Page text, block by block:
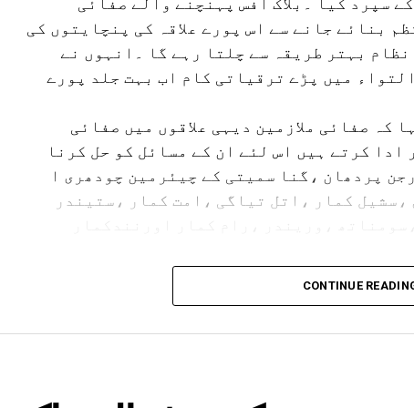
‘اے ایم یو اے بی کے ہائی اسکول(بوائز)’،’اےایم یو
ویژولی چیلنجڈ’ کے کل بیس اساتذہ شریک ہو رہے ہیں۔
تلاوت کلام پاک سے ہوا۔پروگرام کی نظامت کے فرائض
ڈاکٹر رفیع الدین نے مہمان خصوصی،مہمان
بنائے جانے سے اس پورے علاقہ کی پنچایتوں کی
بہتر طریقہ سے چلتا رہے گا ۔انہوں نے
میں پڑے ترقیاتی کام اب بہت جلد پورے
کہ صفائی ملازمین دیہی علاقوں میں صفائی
کرتے ہیں اس لئے ان کے مسائل کو حل کرنا
پردھان ،گنا سمیتی کے چیئرمین چودھری ا
کمار ،اتل تیاگی ،امت کمار ،ستیندر
CONTINUE